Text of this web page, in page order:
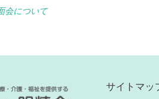
会について
サイトマッ